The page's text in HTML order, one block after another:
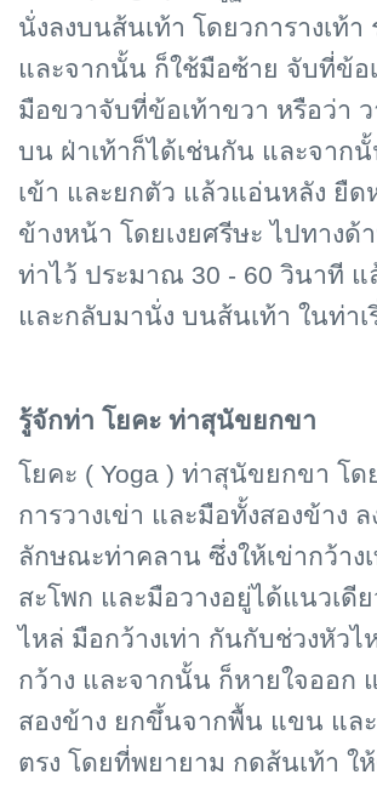
นั่งลงบนส้นเท้า โดยวการางเท้
และจากนั้น ก็ใช้มือซ้าย จับที่ข้อ
มือขวาจับที่ข้อเท้าขวา หรือว่า ว
บน ฝ่าเท้าก็ได้เช่นกัน และจาก
เข้า และยกตัว แล้วแอ่นหลัง ยืด
ข้างหน้า โดยเงยศรีษะ ไปทางด้
ท่าไว้ ประมาณ 30 - 60 วินาที แ
และกลับมานั่ง บนส้นเท้า ในท่า
รู้จักท่า โยคะ ท่าสุนัขยกขา
โยคะ ( Yoga ) ท่าสุนัขยกขา โด
การวางเข่า และมือทั้งสองข้าง
ลักษณะท่าคลาน ซึ่งให้เข่ากว้าง
สะโพก และมือวางอยู่ได้แนวเดี
ไหล่ มือกว้างเท่า กันกับช่วงหัวไ
กว้าง และจากนั้น ก็หายใจออก
สองข้าง ยกขึ้นจากพื้น แขน แล
ตรง โดยที่พยายาม กดส้นเท้า ใ